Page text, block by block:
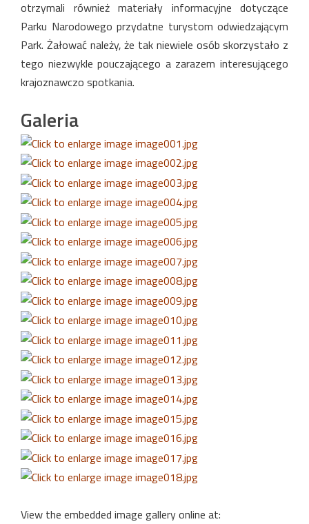
otrzymali również materiały informacyjne dotyczące
Parku Narodowego przydatne turystom odwiedzającym
Park. Żałować należy, że tak niewiele osób skorzystało z
tego niezwykle pouczającego a zarazem interesującego
krajoznawczo spotkania.
Galeria
View the embedded image gallery online at: